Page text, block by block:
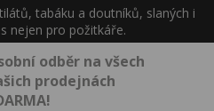
tabáku a doutníků, slaných i
nejen pro požitkáře.
odběr na všech
prodejnách